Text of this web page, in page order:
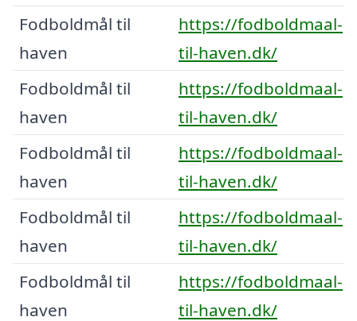
Fodboldmål til
haven
https://fodboldmaal-
til-haven.dk/
Fodboldmål til
haven
https://fodboldmaal-
til-haven.dk/
Fodboldmål til
haven
https://fodboldmaal-
til-haven.dk/
Fodboldmål til
haven
https://fodboldmaal-
til-haven.dk/
Fodboldmål til
haven
https://fodboldmaal-
til-haven.dk/